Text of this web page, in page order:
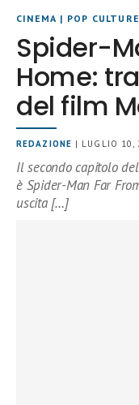
CINEMA | POP
Spider-
Home:
del film
REDAZIONE | LUGLIO 10,
Il secondo capitolo
è Spider-Man Far
uscita […]